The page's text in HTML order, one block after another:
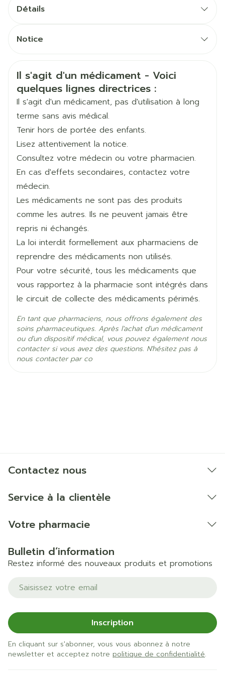
Posologie d'entretien minimum: 100
à 1000 microgrammes, 2 fois par jour
par 24 heures
50 à 200 microgrammes, 2 fois par jour
Posologie d'entretien: 50 à 100 microgrammes, 2
fois par jour. Si nécessaire, 200 microgrammes 2
fois par jour
Posologie journalière maximale : 400
microgrammes par 24 heures
100 microgrammes deux fois par jour, avec une
chambre d'expansion avec masque facial, conçue
pour l'administration d'aérosols à de jeunes
enfants (comme le Babyhaler°)
500 microgrammes, deux fois par jour
Vidéo : sur http://youtu.be/wkfWtfk36z8 - Diskus
Texte: dans votre programme de délivrance, sur
http://www.delphicare.be (Soins Pharmaceutiques)
Détails
Marques Gsk
Longueur 132 mm
Profondeur 43 mm
Quantité Du
Paquet
1
Ingrédients
Actifs
fluticasone propionate
Préservation
Température ambiante (15°C -
25°C)
Notice
Allemand
Néerlandais
Néerlandais
Informations sur la sécurité
Il s'agit d'un médicament - Voici
quelques lignes directrices :
Il s'agit d'un médicament, pas d'utilisation à long
terme sans avis médical.
Tenir hors de portée des enfants.
Lisez attentivement la notice.
Consultez votre médecin ou votre pharmacien.
En cas d'effets secondaires, contactez votre
médecin.
Les médicaments ne sont pas des produits
comme les autres. Ils ne peuvent jamais être
repris ni échangés.
La loi interdit formellement aux pharmaciens de
reprendre des médicaments non utilisés.
Pour votre sécurité, tous les médicaments que
vous rapportez à la pharmacie sont intégrés dans
le circuit de collecte des médicaments périmés.
En tant que pharmaciens, nous offrons également des
soins pharmaceutiques. Après l'achat d'un médicament
ou d'un dispositif médical, vous pouvez également nous
contacter si vous avez des questions. N'hésitez pas à
nous contacter par co
Contactez nous
Service à la clientèle
Votre pharmacie
Bulletin d’information
Restez informé des nouveaux produits et promotions
Adresse mail
Inscription
En cliquant sur s'abonner, vous vous abonnez à notre
newsletter et acceptez notre politique de confidentialité.